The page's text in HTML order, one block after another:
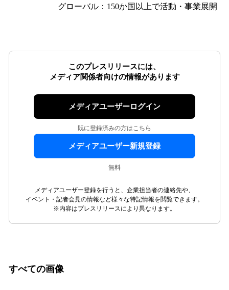
グローバル：150か国以上で活動・事業展開
このプレスリリースには、
メディア関係者向けの情報があります
メディアユーザーログイン
既に登録済みの方はこちら
メディアユーザー新規登録
無料
メディアユーザー登録を行うと、企業担当者の連絡先や、
イベント・記者会見の情報など様々な特記情報を閲覧できます。
※内容はプレスリリースにより異なります。
すべての画像